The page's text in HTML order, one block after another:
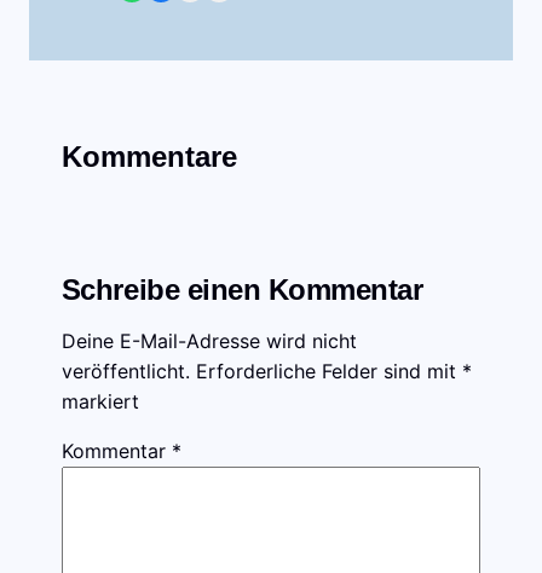
Kommentare
Schreibe einen Kommentar
Deine E-Mail-Adresse wird nicht
veröffentlicht. Erforderliche Felder sind mit *
markiert
Kommentar *